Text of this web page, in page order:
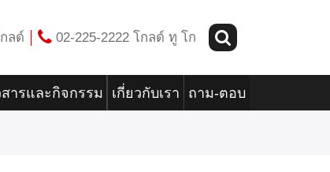
ลด์ 02-225-2222 โกลด์ ทู โก
ารและกิจกรรม เกี่ยวกับเรา ถาม-ตอบ